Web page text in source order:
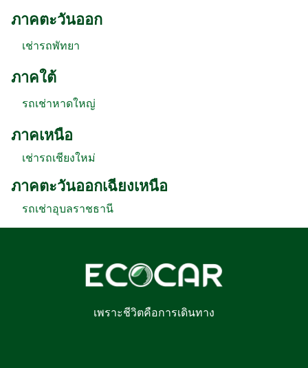
ภาคตะวันออก
เช่ารถพัทยา
ภาคใต้
รถเช่าหาดใหญ่
ภาคเหนือ
เช่ารถเชียงใหม่
ภาคตะวันออกเฉียงเหนือ
รถเช่าอุบลราชธานี
เพราะชีวิตคือการเดินทาง